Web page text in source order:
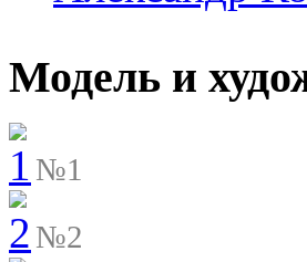
Модель и
№1
№2